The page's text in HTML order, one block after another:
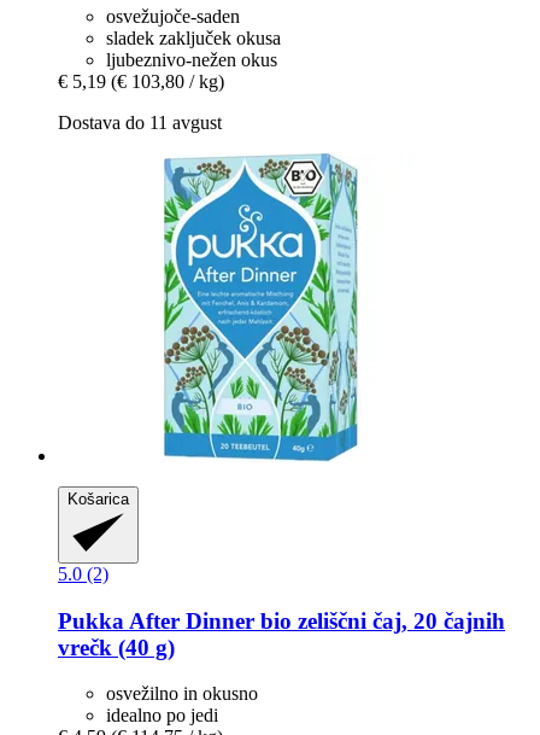
osvežujoče-saden
sladek zaključek okusa
ljubeznivo-nežen okus
€ 5,19 (€ 103,80 / kg)
Dostava do 11 avgust
Košarica
5.0 (2)
Pukka After Dinner bio zeliščni čaj, 20 čajnih
vrečk (40 g)
osvežilno in okusno
idealno po jedi